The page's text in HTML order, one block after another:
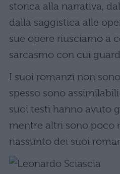
storica alla narrativa,
dalla saggistica alle
sue opere riusciamo a
sarcasmo con cui
I suoi romanzi non
spesso sono
suoi testi hanno avuto
mentre altri sono poco
riassunto dei suoi